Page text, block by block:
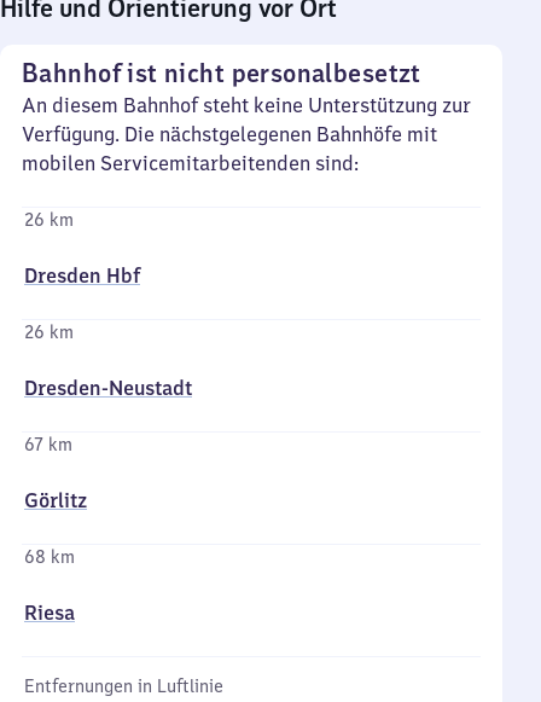
Hilfe und Orientierung vor Ort
Bahnhof ist nicht personalbesetzt
An diesem Bahnhof steht keine Unterstützung zur
Verfügung. Die nächstgelegenen Bahnhöfe mit
mobilen Servicemitarbeitenden sind:
26 km
Dresden Hbf
26 km
Dresden-Neustadt
67 km
Görlitz
68 km
Riesa
Entfernungen in Luftlinie